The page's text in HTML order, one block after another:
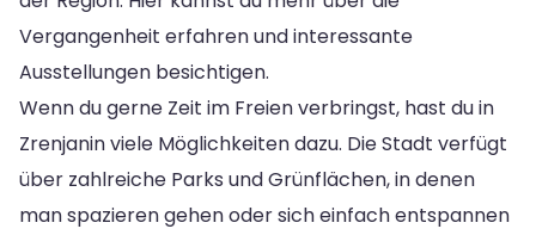
Vergangenheit erfahren und interessante
Ausstellungen besichtigen.
Wenn du gerne Zeit im Freien verbringst, hast du in
Zrenjanin viele Möglichkeiten dazu. Die Stadt verfügt
über zahlreiche Parks und Grünflächen, in denen
man spazieren gehen oder sich einfach entspannen